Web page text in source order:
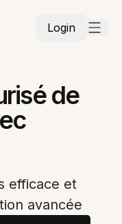
Login
de
efficace et
avancée